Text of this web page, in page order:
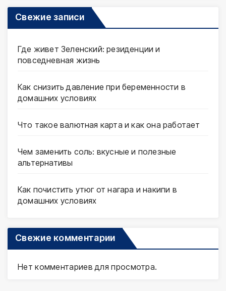
Свежие записи
Где живет Зеленский: резиденции и
повседневная жизнь
Как снизить давление при беременности в
домашних условиях
Что такое валютная карта и как она работает
Чем заменить соль: вкусные и полезные
альтернативы
Как почистить утюг от нагара и накипи в
домашних условиях
Свежие комментарии
Нет комментариев для просмотра.